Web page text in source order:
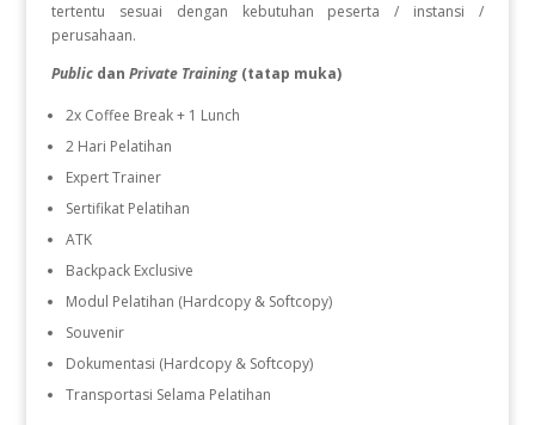
tertentu sesuai dengan kebutuhan peserta / instansi /
perusahaan.
Publicdan Private Training (tatap muka)
2x Coffee Break + 1 Lunch
2 Hari Pelatihan
Expert Trainer
Sertifikat Pelatihan
ATK
Backpack Exclusive
Modul Pelatihan (Hardcopy & Softcopy)
Souvenir
Dokumentasi (Hardcopy & Softcopy)
Transportasi Selama Pelatihan